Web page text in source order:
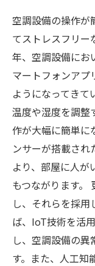
空調設備の操作が
てストレスフリー
年、空調設備にお
マートフォンアプ
ようになってきて
温度や湿度を調整
作が大幅に簡単に
ンサーが搭載され
より、部屋に人が
もつながります。
し、それらを採
ば、IoT技術を活
し、空調設備の
す。また、人工知